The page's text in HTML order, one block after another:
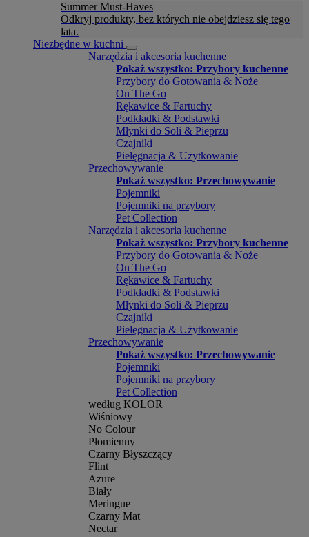
Summer Must-Haves
Odkryj produkty, bez których nie obejdziesz się tego
lata.
Niezbędne w kuchni
Narzędzia i akcesoria kuchenne
Pokaż wszystko: Przybory kuchenne
Przybory do Gotowania & Noże
On The Go
Rękawice & Fartuchy
Podkładki & Podstawki
Młynki do Soli & Pieprzu
Czajniki
Pielęgnacja & Użytkowanie
Przechowywanie
Pokaż wszystko: Przechowywanie
Pojemniki
Pojemniki na przybory
Pet Collection
Narzędzia i akcesoria kuchenne
Pokaż wszystko: Przybory kuchenne
Przybory do Gotowania & Noże
On The Go
Rękawice & Fartuchy
Podkładki & Podstawki
Młynki do Soli & Pieprzu
Czajniki
Pielęgnacja & Użytkowanie
Przechowywanie
Pokaż wszystko: Przechowywanie
Pojemniki
Pojemniki na przybory
Pet Collection
według KOLOR
Wiśniowy
No Colour
Płomienny
Czarny Błyszczący
Flint
Azure
Biały
Meringue
Czarny Mat
Nectar